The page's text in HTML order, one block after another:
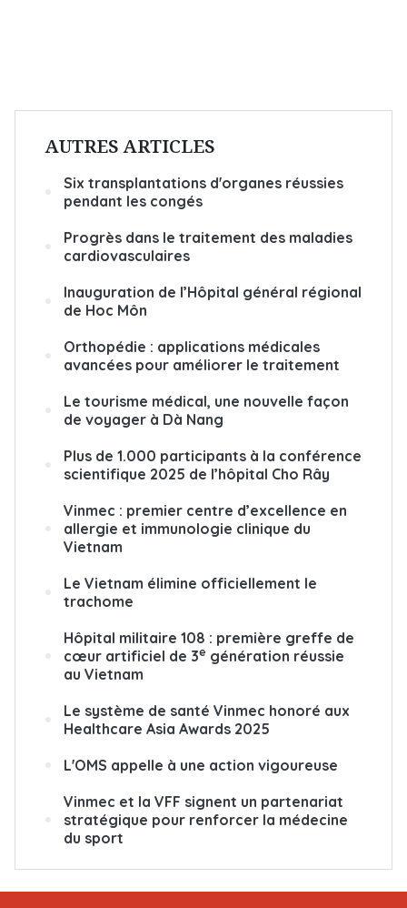
AUTRES ARTICLES
Six transplantations d'organes réussies
pendant les congés
Progrès dans le traitement des maladies
cardiovasculaires
Inauguration de l’Hôpital général régional
de Hoc Môn
Orthopédie : applications médicales
avancées pour améliorer le traitement
Le tourisme médical, une nouvelle façon
de voyager à Dà Nang
Plus de 1.000 participants à la conférence
scientifique 2025 de l’hôpital Cho Rây
Vinmec : premier centre d’excellence en
allergie et immunologie clinique du
Vietnam
Le Vietnam élimine officiellement le
trachome
Hôpital militaire 108 : première greffe de
cœur artificiel de 3e génération réussie
au Vietnam
Le système de santé Vinmec honoré aux
Healthcare Asia Awards 2025
L'OMS appelle à une action vigoureuse
Vinmec et la VFF signent un partenariat
stratégique pour renforcer la médecine
du sport